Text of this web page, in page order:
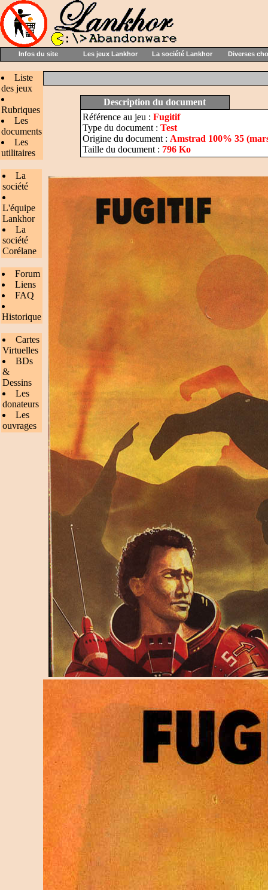
Infos du site Les jeux Lankhor La société Lankhor Diverses
Liste
des jeux
Rubriques
Les
documents
Les
utilitaires
La
société
L'équipe
Lankhor
La
société
Corélane
Forum
Liens
FAQ
Historique
Cartes
Virtuelles
BDs
&
Dessins
Les
donateurs
Les
ouvrages
Description du document
Référence au jeu : Fugitif
Type du document : Test
Origine du document : Amstrad 100% 35
Taille du document : 796 Ko